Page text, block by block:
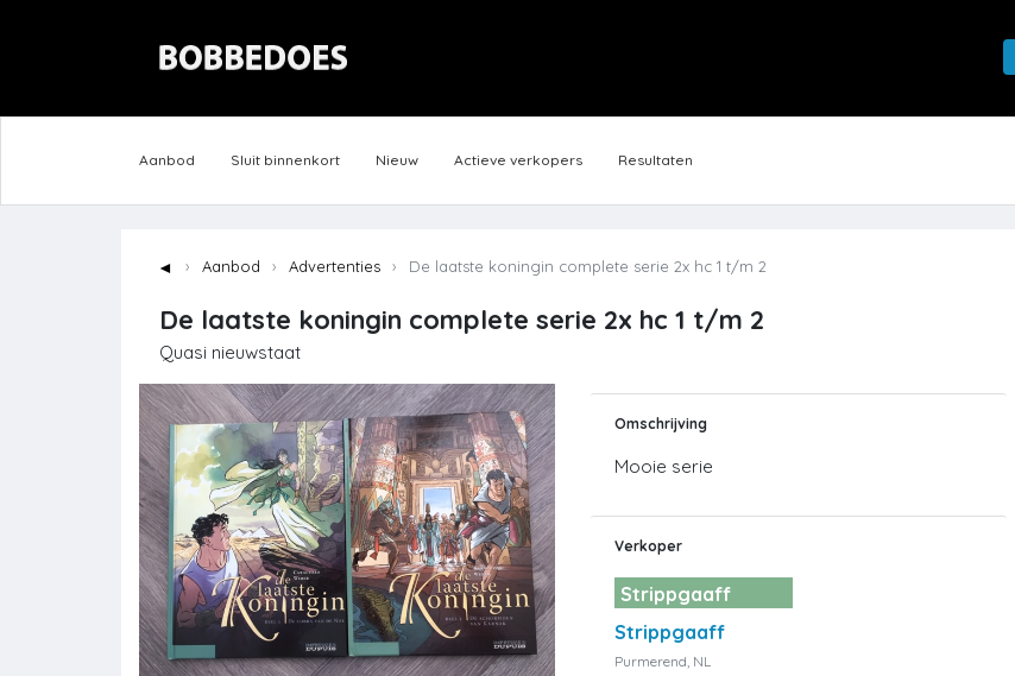
Aanbod Sluit binnenkort Nieuw Actieve verkopers Resultaten
◄ Aanbod Advertenties De laatste koningin complete serie 2x hc 1 t/m 2
De laatste koningin complete serie 2x hc 1 t/m 2
Quasi nieuwstaat
Omschrijving
Mooie serie
Verkoper
Strippgaaff
Strippgaaff
Purmerend, NL